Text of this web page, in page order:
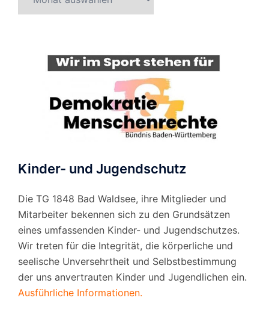
nach
Kinder- und Jugendschutz
Die TG 1848 Bad Waldsee, ihre Mitglieder und
Mitarbeiter bekennen sich zu den Grundsätzen
eines umfassenden Kinder- und Jugendschutzes.
Wir treten für die Integrität, die körperliche und
seelische Unversehrtheit und Selbstbestimmung
der uns anvertrauten Kinder und Jugendlichen ein.
Ausführliche Informationen.